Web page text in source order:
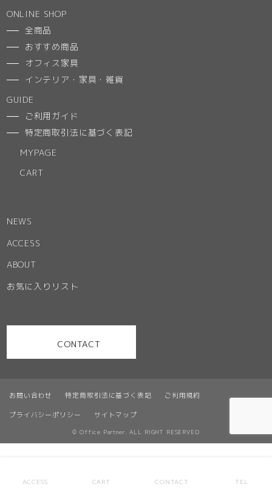
お問い合わせ 特定商取引法に基づく表記 ご利用規約
プライバシーポリシー サイトマップ
ONLINE SHOP
全商品
おすすめ商品
オフィス家具
インテリア・家具・雑貨
GUIDE
ご利用ガイド
特定商取引法に基づく表記
MYPAGE
CART
NEWS
ACCESS
ABOUT
お気に入りリスト
CONTACT
© Office Partner. ALL RIGHT RESERVED
ACCESS CART CONTACT TEL